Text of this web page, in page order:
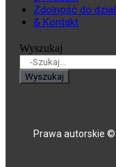
Zdolność do
& Kontakt
Wyszukaj
Wyszukaj
Prawa autorskie ©